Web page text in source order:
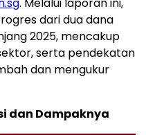
dari dua dana
2025, mencakup
serta pendekatan
dan mengukur
dan Dampaknya